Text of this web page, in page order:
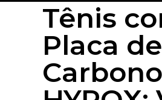
Tênis
Placa de